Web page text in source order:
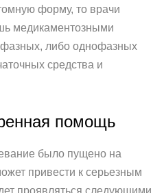
форму, то врачи
медикаментозными
либо однофазных
средства и
помощь
было пущено на
привести к серьезным
проявляться следующими